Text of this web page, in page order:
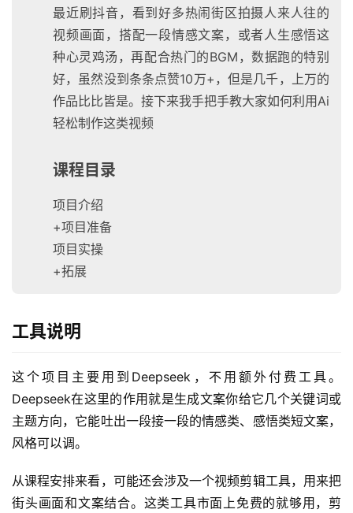
最近刷抖音，看到好多热闹街区拍摄人来人往的
视频画面，搭配一段情感文案，或者人生感悟这
种心灵鸡汤，再配合热门的BGM，数据跑的特别
好，虽然没到条条点赞10万+，但是几千，上万的
作品比比皆是。接下来我手把手教大家如何利用Ai
轻松制作这类视频
课程目录
项目介绍
+项目准备
项目实操
+拓展
工具说明
这个项目主要用到Deepseek，不用额外付费工具。
Deepseek在这里的作用就是生成文案你给它几个关键词或
主题方向，它能吐出一段接一段的情感类、感悟类短文案，
风格可以调。
从课程安排来看，可能还会涉及一个视频剪辑工具，用来把
街头画面和文案结合。这类工具市面上免费的就够用，剪